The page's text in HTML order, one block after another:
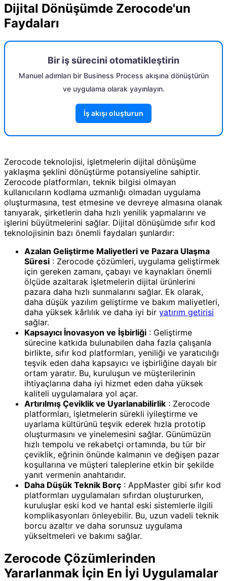
Dijital Dönüşümde Zerocode'un
Faydaları
Bir iş sürecini otomatikleştirin
Manuel adımları bir Business Process akışına dönüştürün
ve uygulama olarak yayınlayın.
İş akışı oluşturun
Zerocode teknolojisi, işletmelerin dijital dönüşüme
yaklaşma şeklini dönüştürme potansiyeline sahiptir.
Zerocode platformları, teknik bilgisi olmayan
kullanıcıların kodlama uzmanlığı olmadan uygulama
oluşturmasına, test etmesine ve devreye almasına olanak
tanıyarak, şirketlerin daha hızlı yenilik yapmalarını ve
işlerini büyütmelerini sağlar. Dijital dönüşümde sıfır kod
teknolojisinin bazı önemli faydaları şunlardır:
Azalan Geliştirme Maliyetleri ve Pazara Ulaşma
Süresi : Zerocode çözümleri, uygulama geliştirmek
için gereken zamanı, çabayı ve kaynakları önemli
ölçüde azaltarak işletmelerin dijital ürünlerini
pazara daha hızlı sunmalarını sağlar. Ek olarak,
daha düşük yazılım geliştirme ve bakım maliyetleri,
daha yüksek kârlılık ve daha iyi bir yatırım getirisi
sağlar.
Kapsayıcı İnovasyon ve İşbirliği : Geliştirme
sürecine katkıda bulunabilen daha fazla çalışanla
birlikte, sıfır kod platformları, yeniliği ve yaratıcılığı
teşvik eden daha kapsayıcı ve işbirliğine dayalı bir
ortam yaratır. Bu, kuruluşun ve müşterilerinin
ihtiyaçlarına daha iyi hizmet eden daha yüksek
kaliteli uygulamalara yol açar.
Artırılmış Çeviklik ve Uyarlanabilirlik : Zerocode
platformları, işletmelerin sürekli iyileştirme ve
uyarlama kültürünü teşvik ederek hızla prototip
oluşturmasını ve yinelemesini sağlar. Günümüzün
hızlı tempolu ve rekabetçi ortamında, bu tür bir
çeviklik, eğrinin önünde kalmanın ve değişen pazar
koşullarına ve müşteri taleplerine etkin bir şekilde
yanıt vermenin anahtarıdır.
Daha Düşük Teknik Borç : AppMaster gibi sıfır kod
platformları uygulamaları sıfırdan oluştururken,
kuruluşlar eski kod ve hantal eski sistemlerle ilgili
komplikasyonları önleyebilir. Bu, uzun vadeli teknik
borcu azaltır ve daha sorunsuz uygulama
yükseltmeleri ve bakımı sağlar.
Zerocode Çözümlerinden
Yararlanmak İçin En İyi Uygulamalar